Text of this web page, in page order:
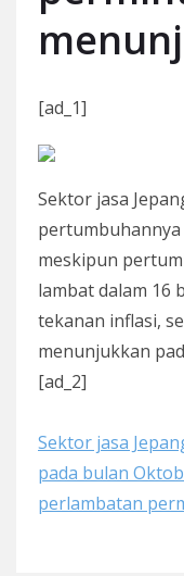
[ad_1]
Sektor jasa
meskipun
lambat dalam 16
tekanan inflasi,
menunjukkan
[ad_2]
Sektor jasa
pada bulan
perlambatan